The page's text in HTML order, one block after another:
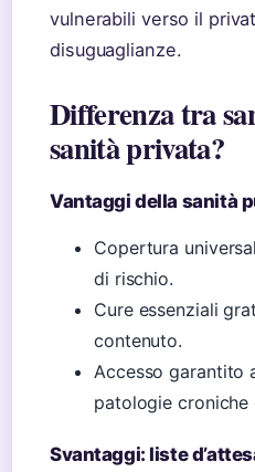
vulnerabili verso il
disuguaglianze.
Differenza tra
sanità privata?
Vantaggi della sanità
Copertura
di rischio.
Cure essenziali
contenuto.
Accesso garantito
patologie croniche
Svantaggi: liste